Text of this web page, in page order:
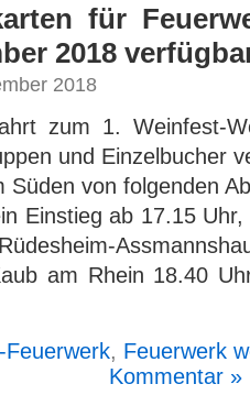
für
2018
2018
zum 1. Weinfest-
und Einzelbucher
Süden von folgenden
Einstieg ab 17.15
am Rhein 18.40
Feuerwerk, Feuerwerk
Kommentar »